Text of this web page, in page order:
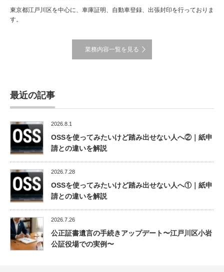
東京都江戸川区を中心に、車庫証明、自動車登録、出張封印を行っておりま
す。
業務内容一覧を見る
最近の記事
2026.8.1
OSSを使ってみたいけど踏み出せない人へ②｜紙申
請との違いを解説
2026.7.28
OSSを使ってみたいけど踏み出せない人へ①｜紙申
請との違いを解説
2026.7.26
公正証書遺言の手続きアップデート〜江戸川区小岩
公証役場での実例〜